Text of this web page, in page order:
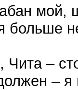
мой,
больше
Чита –
–